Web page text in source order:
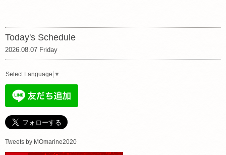
Today's Schedule
2026.08.07 Friday
Select Language ▼
Tweets by MOmarine2020